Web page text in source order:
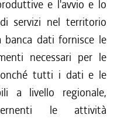
e l'avvio e lo
servizi nel territorio
dati fornisce le
necessari per le
tutti i dati e le
a livello regionale,
le attività